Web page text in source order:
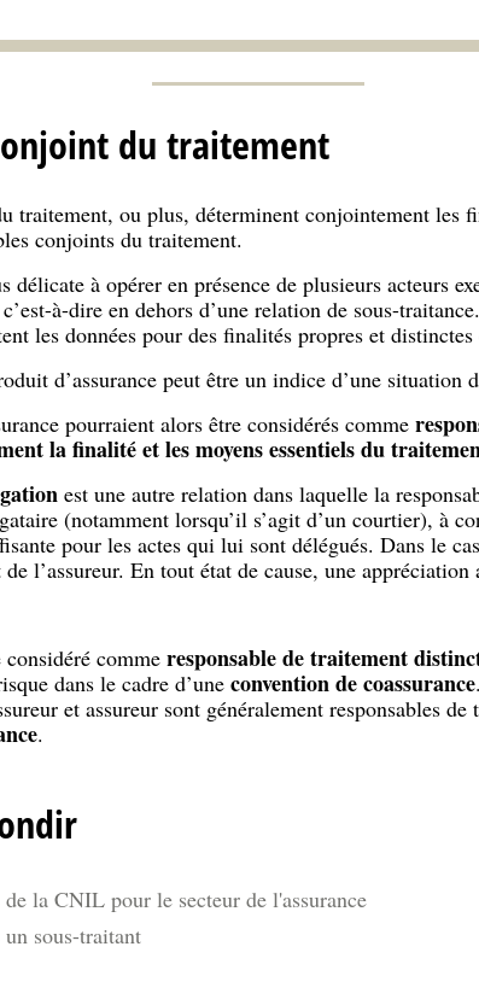
du traitement
traitement, ou plus, déterminent conjointement les
conjoints du traitement.
à opérer en présence de plusieurs acteurs
à-dire en dehors d’une relation de sous-
les données pour des finalités propres et
d’assurance peut être un indice d’une situation
pourraient alors être considérés comme
la finalité et les moyens essentiels du
est une autre relation dans laquelle la
(notamment lorsqu’il s’agit d’un courtier), à
pour les actes qui lui sont délégués. Dans le
l’assureur. En tout état de cause, une appréciation
considéré comme responsable de traitement
dans le cadre d’une convention de coassurance.
et assureur sont généralement responsables
.
de la CNIL pour le secteur de l'assurance
sous-traitant